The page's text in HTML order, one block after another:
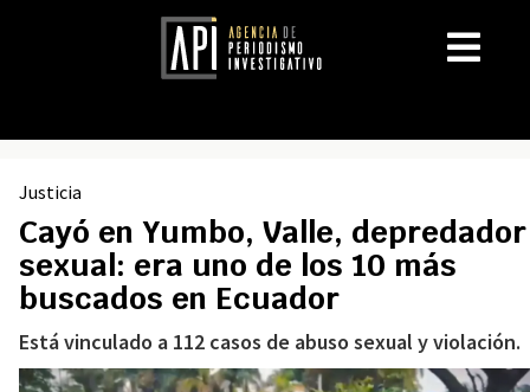
Justicia
Cayó en Yumbo, Valle, depredador
sexual: era uno de los 10 más
buscados en Ecuador
Está vinculado a 112 casos de abuso sexual y violación.